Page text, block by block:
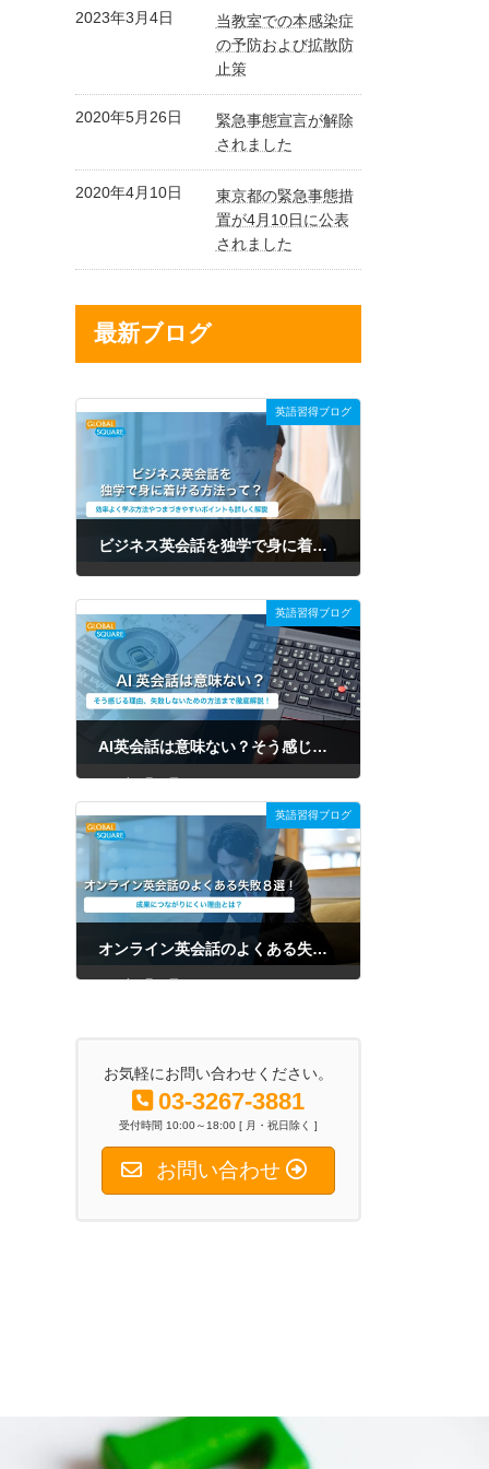
2023年3月4日
当教室での本感染症
の予防および拡散防
止策
2020年5月26日
緊急事態宣言が解除
されました
2020年4月10日
東京都の緊急事態措
置が4月10日に公表
されました
最新ブログ
英語習得ブログ
ビジネス英会話を独学で身に着ける方法って？効率よく学ぶ方法やつまづきやすいポイントも詳しく解説
2026年7月31日
英語習得ブログ
AI英会話は意味ない？そう感じる理由、失敗しないための方法まで徹底解説！
2026年7月31日
英語習得ブログ
オンライン英会話のよくある失敗8選！原因や後悔しない選び方を徹底解説
2026年6月26日
お気軽にお問い合わせください。
03-3267-3881
受付時間 10:00～18:00 [ 月・祝日除く ]
お問い合わせ